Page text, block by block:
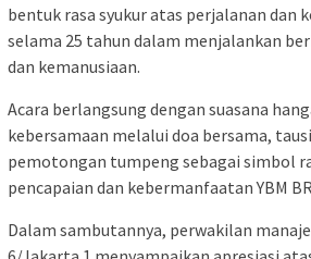
bentuk rasa syukur atas perjalanan dan
selama 25 tahun dalam menjalankan
dan kemanusiaan.
Acara berlangsung dengan suasana
kebersamaan melalui doa bersama,
pemotongan tumpeng sebagai simbol
pencapaian dan kebermanfaatan YBM
Dalam sambutannya, perwakilan